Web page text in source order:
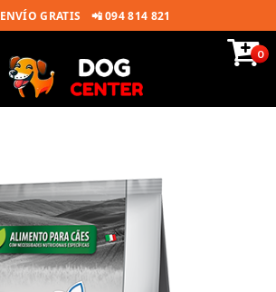
ENVÍO GRATIS 📲 094 814 821
0